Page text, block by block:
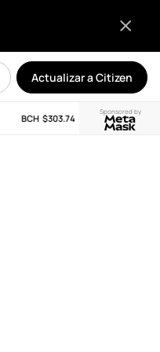
Actualizar a Citizen
Sponsored by
BCH$303.74 -11.53% LINK